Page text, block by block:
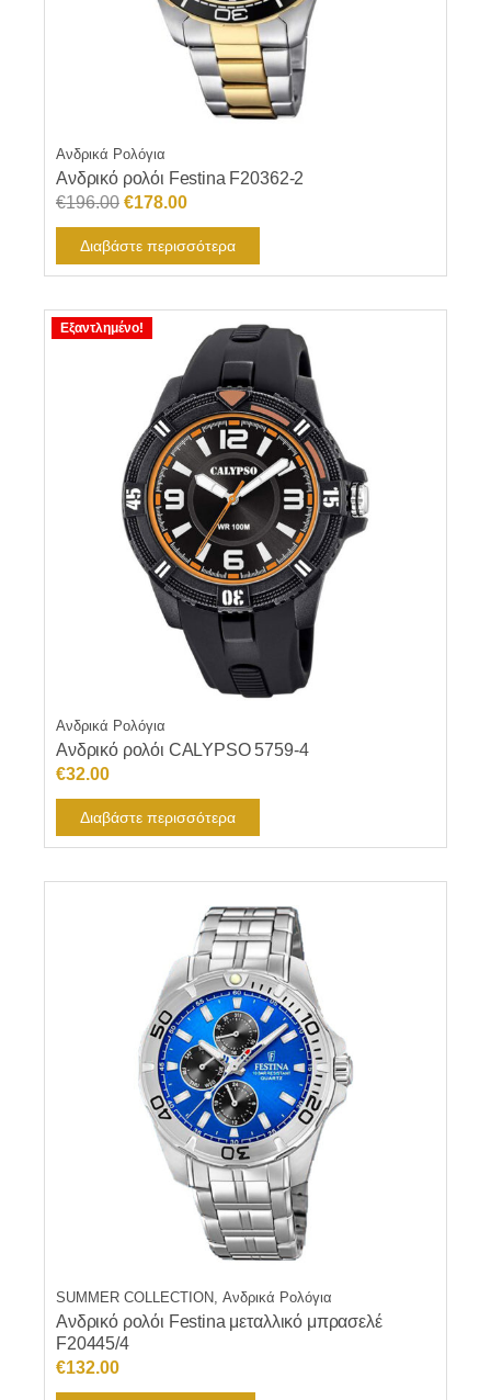
Ανδρικά Ρολόγια
Ανδρικό ρολόι Festina F20362-2
€196.00 Original
price
was:
€196.00.
€178.00Η
τρέχουσα
τιμή
είναι:
€178.00.
Διαβάστε περισσότερα
Εξαντλημένο!
Ανδρικά Ρολόγια
Ανδρικό ρολόι CALYPSO 5759-4
€32.00
Διαβάστε περισσότερα
SUMMER COLLECTION, Ανδρικά Ρολόγια
Ανδρικό ρολόι Festina μεταλλικό μπρασελέ
F20445/4
€132.00